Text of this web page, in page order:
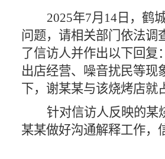
2025年7月 14日，鹤
问题，请相关部门依法调
了信访人并作出以下回复：
出店经营、噪音扰民等现
下，谢某某与该烧烤店就
针对信访人反映的某
某某做好沟通解释工作，